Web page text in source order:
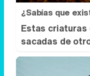
¿Sabías que
Estas criaturas
sacadas de